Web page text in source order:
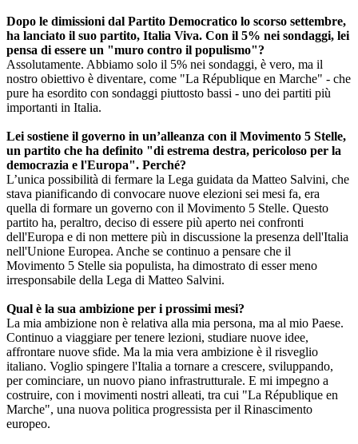
Dopo le dimissioni dal Partito Democratico lo scorso settembre,
ha lanciato il suo partito, Italia Viva. Con il 5% nei sondaggi, lei
pensa di essere un "muro contro il populismo"?
Assolutamente. Abbiamo solo il 5% nei sondaggi, è vero, ma il
nostro obiettivo è diventare, come "La République en Marche" - che
pure ha esordito con sondaggi piuttosto bassi - uno dei partiti più
importanti in Italia.
Lei sostiene il governo in un’alleanza con il Movimento 5 Stelle,
un partito che ha definito "di estrema destra, pericoloso per la
democrazia e l'Europa". Perché?
L’unica possibilità di fermare la Lega guidata da Matteo Salvini, che
stava pianificando di convocare nuove elezioni sei mesi fa, era
quella di formare un governo con il Movimento 5 Stelle. Questo
partito ha, peraltro, deciso di essere più aperto nei confronti
dell'Europa e di non mettere più in discussione la presenza dell'Italia
nell'Unione Europea. Anche se continuo a pensare che il
Movimento 5 Stelle sia populista, ha dimostrato di esser meno
irresponsabile della Lega di Matteo Salvini.
Qual è la sua ambizione per i prossimi mesi?
La mia ambizione non è relativa alla mia persona, ma al mio Paese.
Continuo a viaggiare per tenere lezioni, studiare nuove idee,
affrontare nuove sfide. Ma la mia vera ambizione è il risveglio
italiano. Voglio spingere l'Italia a tornare a crescere, sviluppando,
per cominciare, un nuovo piano infrastrutturale. E mi impegno a
costruire, con i movimenti nostri alleati, tra cui "La République en
Marche", una nuova politica progressista per il Rinascimento
europeo.